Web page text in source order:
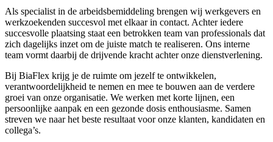
Als specialist in de arbeidsbemiddeling brengen wij werkgevers en
werkzoekenden succesvol met elkaar in contact. Achter iedere
succesvolle plaatsing staat een betrokken team van professionals dat
zich dagelijks inzet om de juiste match te realiseren. Ons interne
team vormt daarbij de drijvende kracht achter onze dienstverlening.
Bij BiaFlex krijg je de ruimte om jezelf te ontwikkelen,
verantwoordelijkheid te nemen en mee te bouwen aan de verdere
groei van onze organisatie. We werken met korte lijnen, een
persoonlijke aanpak en een gezonde dosis enthousiasme. Samen
streven we naar het beste resultaat voor onze klanten, kandidaten en
collega’s.